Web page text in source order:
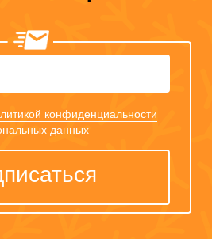
mail
конфиденциальности
данных